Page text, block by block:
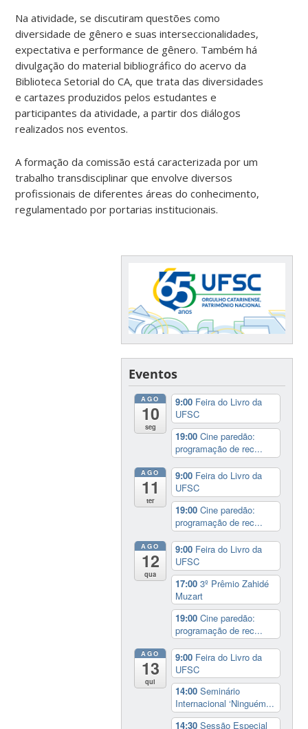
Na atividade, se discutiram questões como
diversidade de gênero e suas interseccionalidades,
expectativa e performance de gênero. Também há
divulgação do material bibliográfico do acervo da
Biblioteca Setorial do CA, que trata das diversidades
e cartazes produzidos pelos estudantes e
participantes da atividade, a partir dos diálogos
realizados nos eventos.
A formação da comissão está caracterizada por um
trabalho transdisciplinar que envolve diversos
profissionais de diferentes áreas do conhecimento,
regulamentado por portarias institucionais.
Eventos
AGO
10
seg
9:00 Feira do Livro da
UFSC
19:00Cine paredão:
programação de rec...
AGO
11
ter
9:00 Feira do Livro da
UFSC
19:00Cine paredão:
programação de rec...
AGO
12
qua
9:00 Feira do Livro da
UFSC
17:003º Prêmio Zahidé
Muzart
19:00Cine paredão:
programação de rec...
AGO
13
qui
9:00 Feira do Livro da
UFSC
14:00Seminário
Internacional ‘Ninguém...
14:30Sessão Especial